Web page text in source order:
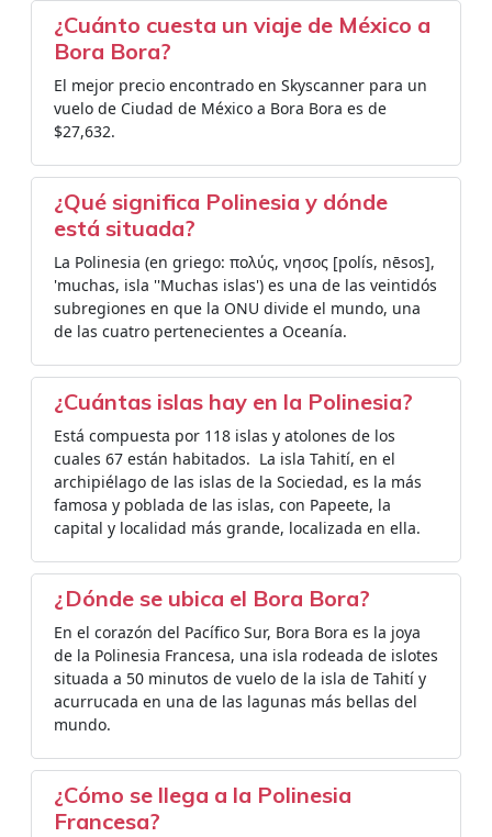
¿Cuánto cuesta un viaje de México a
Bora Bora?
El mejor precio encontrado en Skyscanner para un
vuelo de Ciudad de México a Bora Bora es de
$27,632.
¿Qué significa Polinesia y dónde
está situada?
La Polinesia (en griego: πολύς, νησος [polís, nēsos],
'muchas, isla ''Muchas islas') es una de las veintidós
subregiones en que la ONU divide el mundo, una
de las cuatro pertenecientes a Oceanía.
¿Cuántas islas hay en la Polinesia?
Está compuesta por 118 islas y atolones de los
cuales 67 están habitados. ​ La isla Tahití, en el
archipiélago de las islas de la Sociedad, es la más
famosa y poblada de las islas, con Papeete, la
capital y localidad más grande, localizada en ella.
¿Dónde se ubica el Bora Bora?
En el corazón del Pacífico Sur, Bora Bora es la joya
de la Polinesia Francesa, una isla rodeada de islotes
situada a 50 minutos de vuelo de la isla de Tahití y
acurrucada en una de las lagunas más bellas del
mundo.
¿Cómo se llega a la Polinesia
Francesa?